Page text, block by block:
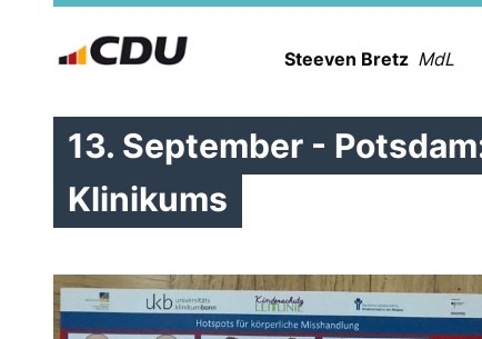
Steeven Bretz MdL
13. September -
Klinikums